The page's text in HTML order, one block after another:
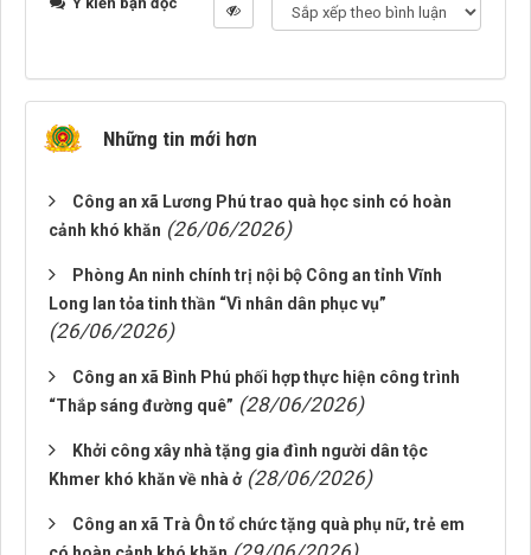
Những tin mới hơn
Công an xã Lương Phú trao quà học sinh có hoàn
cảnh khó khăn (26/06/2026)
Phòng An ninh chính trị nội bộ Công an tỉnh Vĩnh
Long lan tỏa tinh thần “Vì nhân dân phục vụ”
(26/06/2026)
Công an xã Bình Phú phối hợp thực hiện công trình
“Thắp sáng đường quê” (28/06/2026)
Khởi công xây nhà tặng gia đình người dân tộc
Khmer khó khăn về nhà ở (28/06/2026)
Công an xã Trà Ôn tổ chức tặng quà phụ nữ, trẻ em